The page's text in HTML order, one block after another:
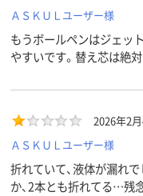
ＡＳＫＵＬユーザー様
もうボールペンはジェッ
やすいです。替え芯は絶
2026年2
ＡＳＫＵＬユーザー様
折れていて、液体が漏れ
か、2本とも折れてる…残